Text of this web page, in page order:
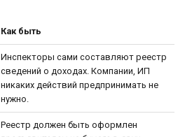
Как быть
Инспекторы сами составляют реестр
сведений о доходах. Компании, ИП
никаких действий предпринимать не
нужно.
Реестр должен быть оформлен